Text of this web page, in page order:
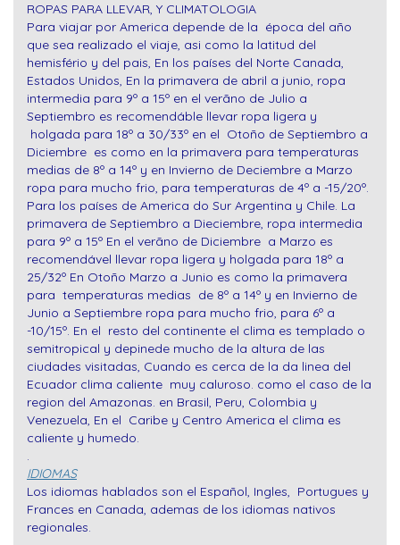
ROPAS PARA LLEVAR, Y CLIMATOLOGIA
Para viajar por America depende de la época del año
que sea realizado el viaje, asi como la latitud del
hemisfério y del pais, En los países del Norte Canada,
Estados Unidos, En la primavera de abril a junio, ropa
intermedia para 9º a 15º en el verãno de Julio a
Septiembro es recomendáble llevar ropa ligera y
holgada para 18º a 30/33º en el Otoño de Septiembro a
Diciembre es como en la primavera para temperaturas
medias de 8º a 14º y en Invierno de Deciembre a Marzo
ropa para mucho frio, para temperaturas de 4º a -15/20º.
Para los países de America do Sur Argentina y Chile. La
primavera de Septiembro a Dieciembre, ropa intermedia
para 9º a 15º En el verãno de Diciembre a Marzo es
recomendável llevar ropa ligera y holgada para 18º a
25/32º En Otoño Marzo a Junio es como la primavera
para temperaturas medias de 8º a 14º y en Invierno de
Junio a Septiembre ropa para mucho frio, para 6º a
-10/15º. En el resto del continente el clima es templado o
semitropical y depinede mucho de la altura de las
ciudades visitadas, Cuando es cerca de la da linea del
Ecuador clima caliente muy caluroso. como el caso de la
region del Amazonas. en Brasil, Peru, Colombia y
Venezuela, En el Caribe y Centro America el clima es
caliente y humedo.
.
IDIOMAS
Los idiomas hablados son el Español, Ingles, Portugues y
Frances en Canada, ademas de los idiomas nativos
regionales.